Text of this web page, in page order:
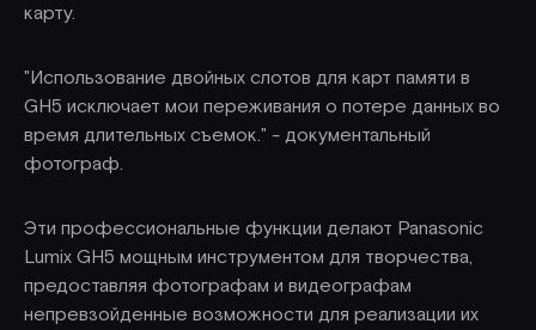
карту.
"Использование двойных слотов для карт памяти в
GH5 исключает мои переживания о потере данных во
время длительных съемок." - документальный
фотограф.
Эти профессиональные функции делают Panasonic
Lumix GH5 мощным инструментом для творчества,
предоставляя фотографам и видеографам
непревзойденные возможности для реализации их